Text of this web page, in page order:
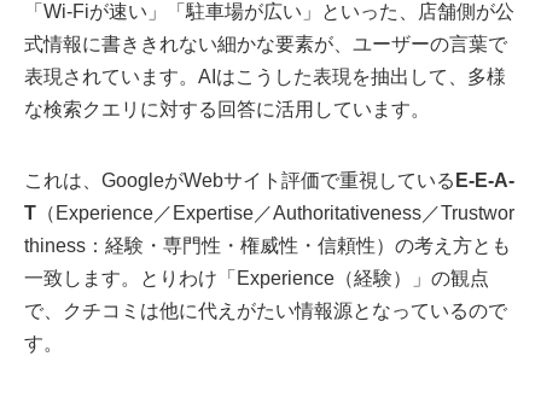
「Wi-Fiが速い」「駐車場が広い」といった、店舗側が公
式情報に書ききれない細かな要素が、ユーザーの言葉で
表現されています。AIはこうした表現を抽出して、多様
な検索クエリに対する回答に活用しています。
これは、GoogleがWebサイト評価で重視している E-E-A-
T （Experience／Expertise／Authoritativeness／Trustwor
thiness：経験・専門性・権威性・信頼性）の考え方とも
一致します。とりわけ「Experience（経験）」の観点
で、クチコミは他に代えがたい情報源となっているので
す。